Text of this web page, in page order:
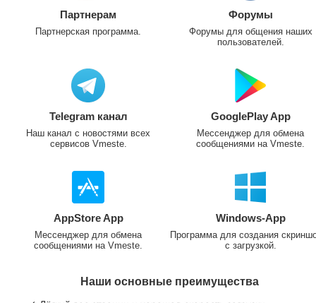
Партнерам
Партнерская программа.
Форумы
Форумы для общения наших
пользователей.
Telegram канал
Наш канал с новостями всех
сервисов Vmeste.
GooglePlay App
Мессенджер для обмена
сообщениями на Vmeste.
AppStore App
Мессенджер для обмена
сообщениями на Vmeste.
Windows-App
Программа для создания
с загрузкой.
Наши основные преимущества